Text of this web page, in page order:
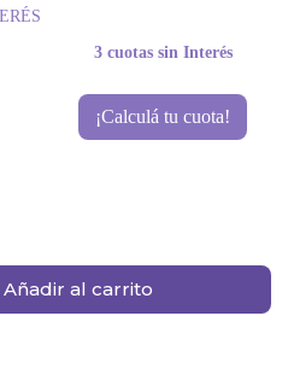
3 cuotas sin Interés
¡Calculá tu cuota!
Añadir al carrito